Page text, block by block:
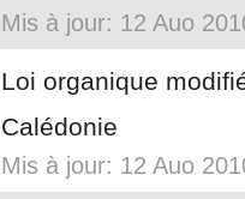
Mis à jour: 12 Auo
Loi organique
Calédonie
Mis à jour: 12 Auo